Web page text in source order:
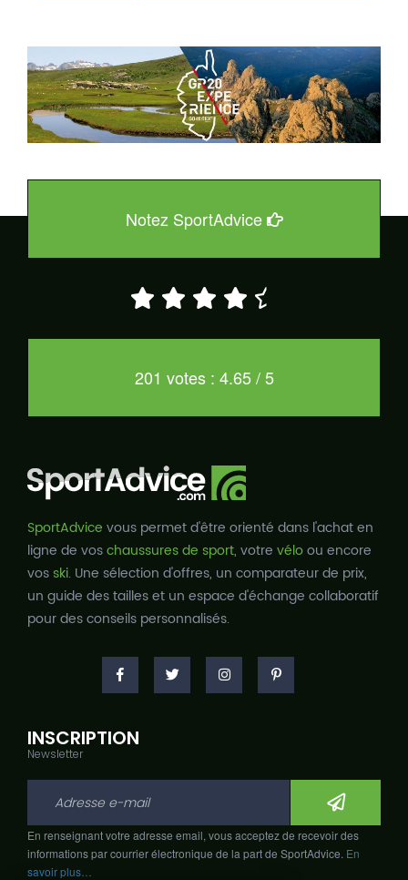
Notez SportAdvice
201 votes : 4.65 / 5
SportAdvice vous permet d'être orienté dans l'achat en
ligne de voschaussures de sport, votre véloou encore
vosski. Une sélection d'offres, un comparateur de prix,
un guide des tailles et un espace d'échange collaboratif
pour des conseils personnalisés.
INSCRIPTION
Newsletter
En renseignant votre adresse email, vous acceptez de recevoir des
informations par courrier électronique de la part de SportAdvice. En
savoir plus…